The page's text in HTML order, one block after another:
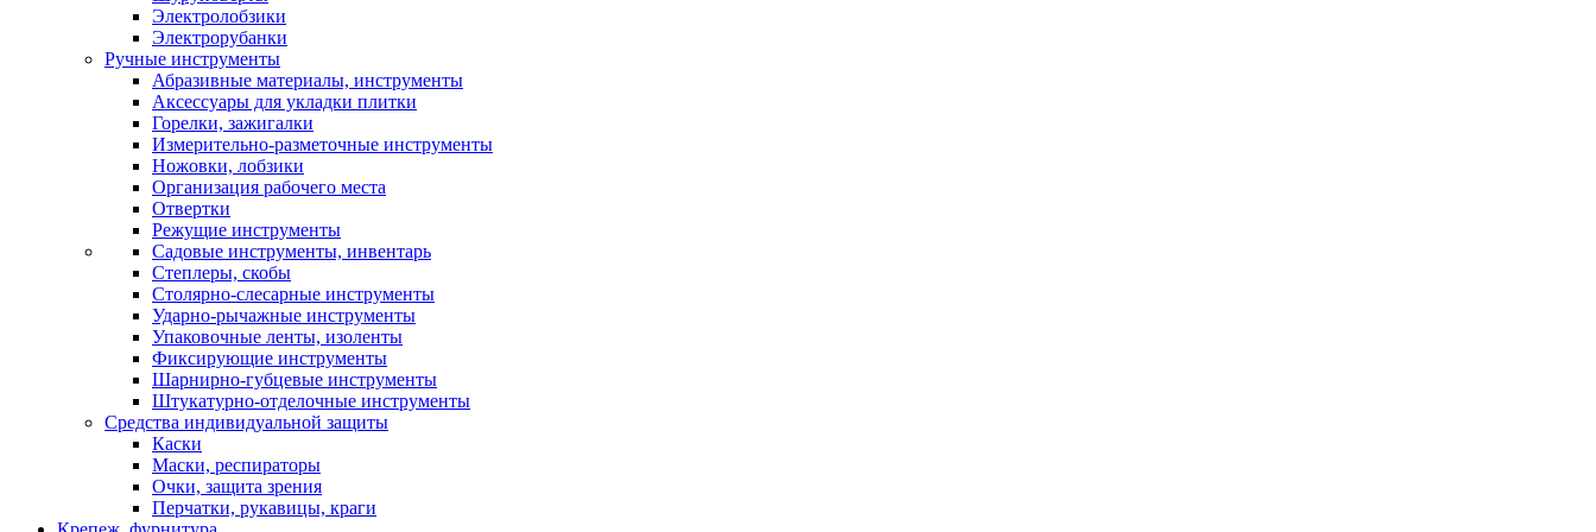
Электролобзики
Электрорубанки
Ручные инструменты
Абразивные материалы, инструменты
Аксессуары для укладки плитки
Горелки, зажигалки
Измерительно-разметочные инструменты
Ножовки, лобзики
Организация рабочего места
Отвертки
Режущие инструменты
Садовые инструменты, инвентарь
Степлеры, скобы
Столярно-слесарные инструменты
Ударно-рычажные инструменты
Упаковочные ленты, изоленты
Фиксирующие инструменты
Шарнирно-губцевые инструменты
Штукатурно-отделочные инструменты
Средства индивидуальной защиты
Каски
Маски, респираторы
Очки, защита зрения
Перчатки, рукавицы, краги